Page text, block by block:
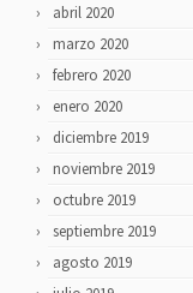
abril 2020
marzo 2020
febrero 2020
enero 2020
diciembre 2019
noviembre 2019
octubre 2019
septiembre 2019
agosto 2019